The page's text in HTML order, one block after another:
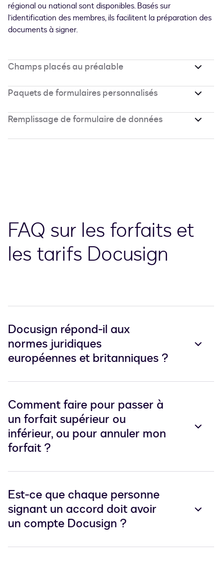
régional ou national sont disponibles. Basés sur
l’identification des membres, ils facilitent la préparation des
documents à signer.
Champs placés au préalable
Paquets de formulaires personnalisés
Remplissage de formulaire de données
FAQ sur les forfaits et
les tarifs Docusign
Docusign répond-il aux
normes juridiques
européennes et britanniques ?
Comment faire pour passer à
un forfait supérieur ou
inférieur, ou pour annuler mon
forfait ?
Est-ce que chaque personne
signant un accord doit avoir
un compte Docusign ?